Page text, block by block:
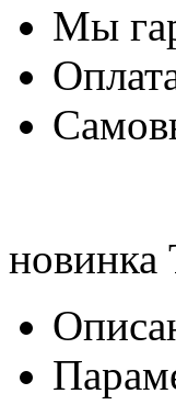
Мы
новинка